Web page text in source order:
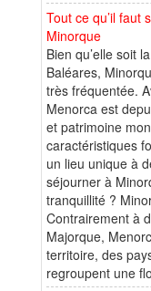
Tout ce qu’il faut
Minorque
Bien qu’elle soit
Baléares,
très fréquentée.
Menorca est
et patrimoine
caractéristiques
un lieu unique à
séjourner à
tranquillité ?
Contrairement à
Majorque,
territoire, des
regroupent une